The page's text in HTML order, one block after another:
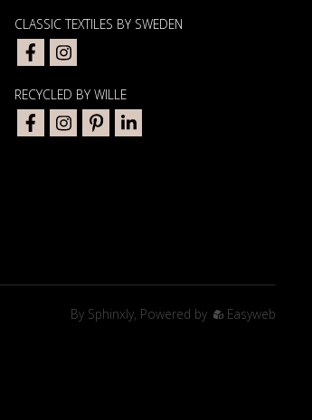
CLASSIC TEXTILES BY SWEDEN
RECYCLED BY WILLE
By Sphinxly, Powered by Easyweb